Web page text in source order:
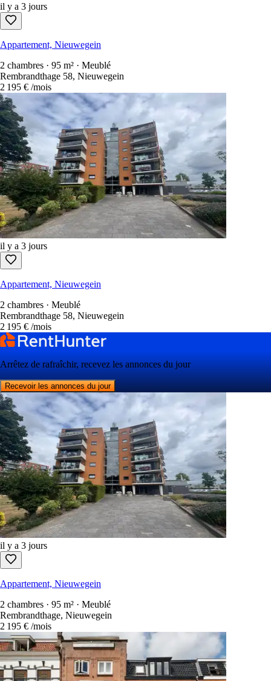
il y a 3 jours
Appartement, Nieuwegein
2 chambres · 95 m² · Meublé
Rembrandthage 58, Nieuwegein
2 195 € /mois
il y a 3 jours
Appartement, Nieuwegein
2 chambres · Meublé
Rembrandthage 58, Nieuwegein
2 195 € /mois
Arrêtez de rafraîchir, recevez les annonces du jour
Recevoir les annonces du jour
il y a 3 jours
Appartement, Nieuwegein
2 chambres · 95 m² · Meublé
Rembrandthage, Nieuwegein
2 195 € /mois